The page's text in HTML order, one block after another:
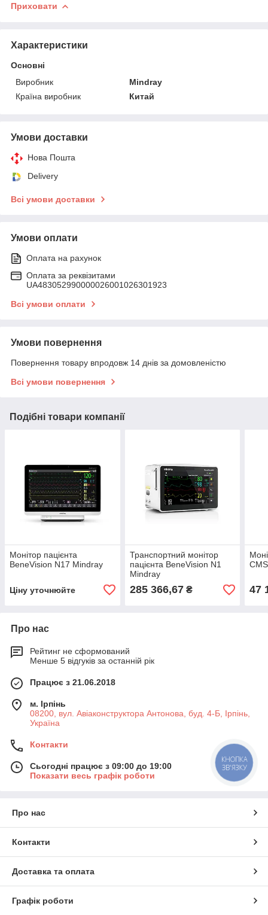
Приховати
Характеристики
Основні
Виробник
Mindray
Країна виробник
Китай
Умови доставки
Нова Пошта
Delivery
Всі умови доставки
Умови оплати
Оплата на рахунок
Оплата за реквізитами
UA483052990000026001026301923
Всі умови оплати
Умови повернення
Повернення товару впродовж 14 днів за домовленістю
Всі умови повернення
Подібні товари компанії
Монітор пацієнта
BeneVision N17 Mindray
Ціну уточнюйте
Транспортний монітор
пацієнта BeneVision N1
Mindray
285 366,67₴ 47
Про нас
Рейтинг не сформований
Менше 5 відгуків за останній рік
Працює з 21.06.2018
м. Ірпінь
08200, вул. Авіаконструктора Антонова, буд. 4-Б, Ірпінь,
Україна
Контакти
Сьогодні працює з 09:00 до 19:00
Показати весь графік роботи
Про нас
Контакти
Доставка та оплата
Графік роботи
КНОПКА
ЗВ'ЯЗКУ